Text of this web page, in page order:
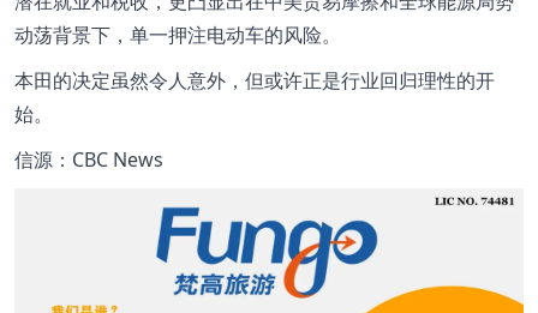
动荡背景下，单一押注电动车的风险。
本田的决定虽然令人意外，但或许正是行业回归理性的开
始。
信源：CBC News